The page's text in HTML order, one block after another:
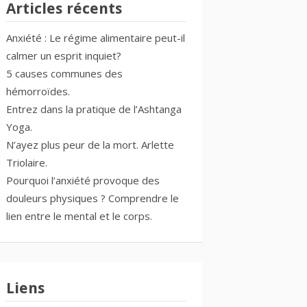
Articles récents
Anxiété : Le régime alimentaire peut-il
calmer un esprit inquiet?
5 causes communes des
hémorroïdes.
Entrez dans la pratique de l’Ashtanga
Yoga.
N’ayez plus peur de la mort. Arlette
Triolaire.
Pourquoi l’anxiété provoque des
douleurs physiques ? Comprendre le
lien entre le mental et le corps.
Liens